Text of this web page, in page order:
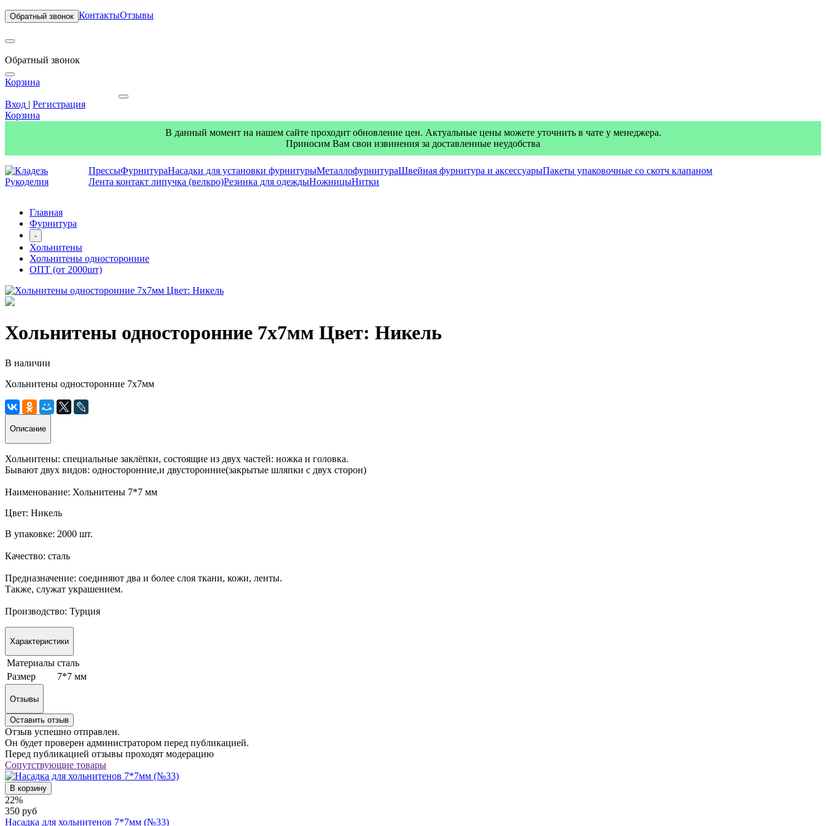
Обратный звонок КонтактыОтзывы
Обратный звонок
Корзина
Вход | Регистрация
Корзина
В данный момент на нашем сайте проходит обновление цен. Актуальные цены можете уточнить в чате у менеджера.
Приносим Вам свои извинения за доставленные неудобства
ПрессыФурнитураНасадки для установки фурнитурыМеталлофурнитураШвейная фурнитура и аксессуарыПакеты упаковочные со скотч клапаном
Лента контакт липучка (велкро)Резинка для одеждыНожницыНитки
Главная
Фурнитура
-
Хольнитены
Хольнитены односторонние
ОПТ (от 2000шт)
Хольнитены односторонние 7х7мм Цвет: Никель
В наличии
Хольнитены односторонние 7х7мм
Описание
Хольнитены: специальные заклёпки, состоящие из двух частей: ножка и головка.
Бывают двух видов: односторонние,и двусторонние(закрытые шляпки с двух сторон)
Наименование: Хольнитены 7*7 мм
Цвет: Никель
В упаковке: 2000 шт.
Качество: сталь
Предназначение: соединяют два и более слоя ткани, кожи, ленты.
Также, служат украшением.
Производство: Турция
Характеристики
Материалы сталь
Размер
7*7 мм
Отзывы
Оставить отзыв
Отзыв успешно отправлен.
Он будет проверен администратором перед публикацией.
Перед публикацией отзывы проходят модерацию
Сопутствующие товары
В корзину
22%
350 руб
Насадка для хольнитенов 7*7мм (№33)